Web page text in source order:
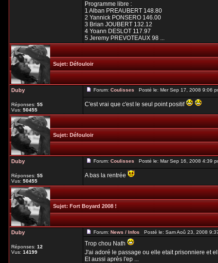
Programme libre :
1 Alban PREAUBERT 148.80
2 Yannick PONSERO 146.00
3 Brian JOUBERT 132.12
4 Yoann DESLOT 117.97
5 Jeremy PREVOTEAUX 98 ...
Sujet:Défouloir
Duby
Réponses:55
Vus:50455
Forum:CoulissesPosté le: Mer Sep 17, 2008 9:06
C'est vrai que c'est le seul point positif
Sujet:Défouloir
Duby
Réponses:55
Vus:50455
Forum:CoulissesPosté le: Mar Sep 16, 2008 4:39
A bas la rentrée
Sujet:Fort Boyard 2008 !
Duby
Réponses:12
Vus:14199
Forum:News / InfosPosté le: Sam Aoû 23, 2008
Trop chou Nath
J'ai adoré le passage ou elle etait prisonniere et
Et aussi après l'ep ...